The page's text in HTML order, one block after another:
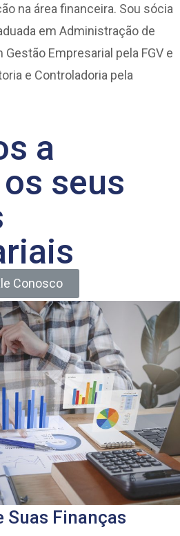
na área financeira. Sou sócia
em Administração de
Empresarial pela FGV e
e Controladoria pela
a
seus
Conosco
Suas Finanças